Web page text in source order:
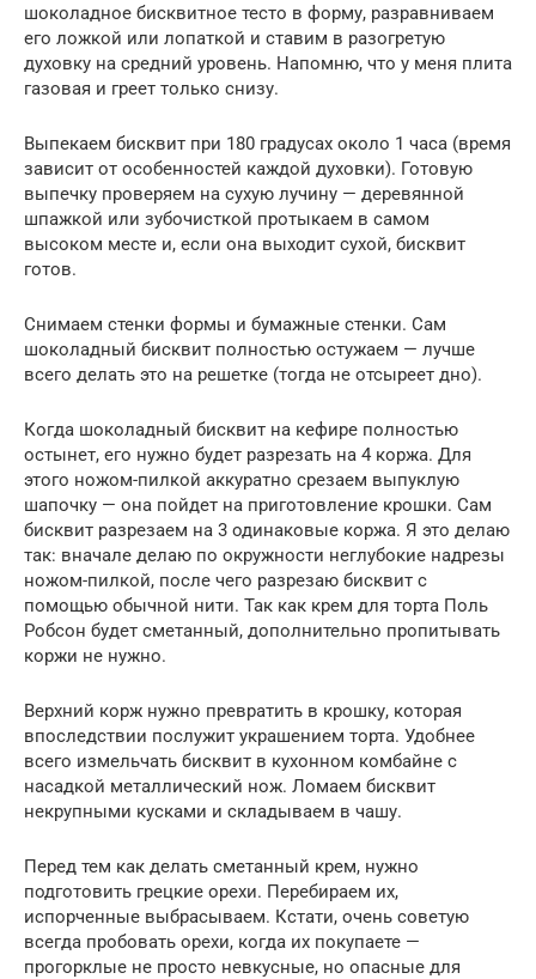
шоколадное бисквитное тесто в форму, разравниваем
его ложкой или лопаткой и ставим в разогретую
духовку на средний уровень. Напомню, что у меня плита
газовая и греет только снизу.
Выпекаем бисквит при 180 градусах около 1 часа (время
зависит от особенностей каждой духовки). Готовую
выпечку проверяем на сухую лучину — деревянной
шпажкой или зубочисткой протыкаем в самом
высоком месте и, если она выходит сухой, бисквит
готов.
Снимаем стенки формы и бумажные стенки. Сам
шоколадный бисквит полностью остужаем — лучше
всего делать это на решетке (тогда не отсыреет дно).
Когда шоколадный бисквит на кефире полностью
остынет, его нужно будет разрезать на 4 коржа. Для
этого ножом-пилкой аккуратно срезаем выпуклую
шапочку — она пойдет на приготовление крошки. Сам
бисквит разрезаем на 3 одинаковые коржа. Я это делаю
так: вначале делаю по окружности неглубокие надрезы
ножом-пилкой, после чего разрезаю бисквит с
помощью обычной нити. Так как крем для торта Поль
Робсон будет сметанный, дополнительно пропитывать
коржи не нужно.
Верхний корж нужно превратить в крошку, которая
впоследствии послужит украшением торта. Удобнее
всего измельчать бисквит в кухонном комбайне с
насадкой металлический нож. Ломаем бисквит
некрупными кусками и складываем в чашу.
Перед тем как делать сметанный крем, нужно
подготовить грецкие орехи. Перебираем их,
испорченные выбрасываем. Кстати, очень советую
всегда пробовать орехи, когда их покупаете —
прогорклые не просто невкусные, но опасные для